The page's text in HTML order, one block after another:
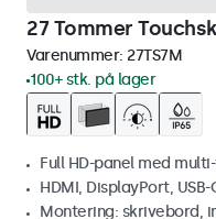
27 Tommer
Varenummer: 27TS7M
100+ stk. på lager
Full HD-panel med
HDMI, DisplayPort, USB-
Montering: skrivebord,